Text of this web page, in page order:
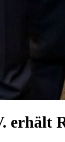
erhält